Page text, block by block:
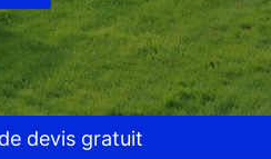
devis gratuit